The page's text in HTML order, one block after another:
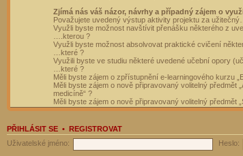
Zjímá nás váš názor, návrhy a případný zájem o
Považujete uvedený výstup aktivity projektu za
Využli byste možnost navštívit přenášku některého z
….kterou ?
Využli byste možnost absolvovat praktické cvičení
…které ?
Využili byste ve studiu některé uvedené učební opory
…které ?
Měli byste zájem o zpřístupnění e-learningového kurzu
Měli byste zájem o nově připravovaný volitelný předmět
medicíně“ ?
Měli byste zájem o nově připravovaný volitelný předmět
PŘIHLÁSIT SE • REGISTROVAT
Uživatelské jméno:
Heslo: